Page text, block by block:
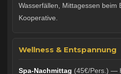
Wasserfällen, Mittagessen beim
Kooperative.
Wellness & Entspannung
Spa-Nachmittag (45€/Pers.) —